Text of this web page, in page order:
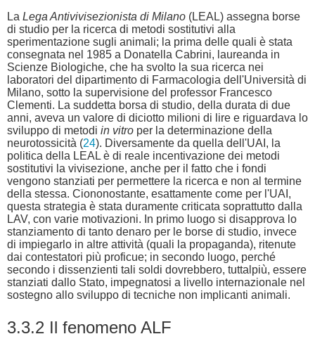
La Lega Antivivisezionista di Milano (LEAL) assegna borse
di studio per la ricerca di metodi sostitutivi alla
sperimentazione sugli animali; la prima delle quali è stata
consegnata nel 1985 a Donatella Cabrini, laureanda in
Scienze Biologiche, che ha svolto la sua ricerca nei
laboratori del dipartimento di Farmacologia dell'Università di
Milano, sotto la supervisione del professor Francesco
Clementi. La suddetta borsa di studio, della durata di due
anni, aveva un valore di diciotto milioni di lire e riguardava lo
sviluppo di metodi in vitro per la determinazione della
neurotossicità (24). Diversamente da quella dell'UAI, la
politica della LEAL è di reale incentivazione dei metodi
sostitutivi la vivisezione, anche per il fatto che i fondi
vengono stanziati per permettere la ricerca e non al termine
della stessa. Ciononostante, esattamente come per l'UAI,
questa strategia è stata duramente criticata soprattutto dalla
LAV, con varie motivazioni. In primo luogo si disapprova lo
stanziamento di tanto denaro per le borse di studio, invece
di impiegarlo in altre attività (quali la propaganda), ritenute
dai contestatori più proficue; in secondo luogo, perché
secondo i dissenzienti tali soldi dovrebbero, tuttalpiù, essere
stanziati dallo Stato, impegnatosi a livello internazionale nel
sostegno allo sviluppo di tecniche non implicanti animali.
3.3.2 Il fenomeno ALF